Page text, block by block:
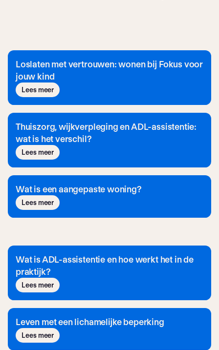
Loslaten met vertrouwen: wonen bij Fokus voor
jouw kind
Lees meer
Thuiszorg, wijkverpleging en ADL-assistentie:
wat is het verschil?
Lees meer
Wat is een aangepaste woning?
Lees meer
Wat is ADL-assistentie en hoe werkt het in de
praktijk?
Lees meer
Leven met een lichamelijke beperking
Lees meer